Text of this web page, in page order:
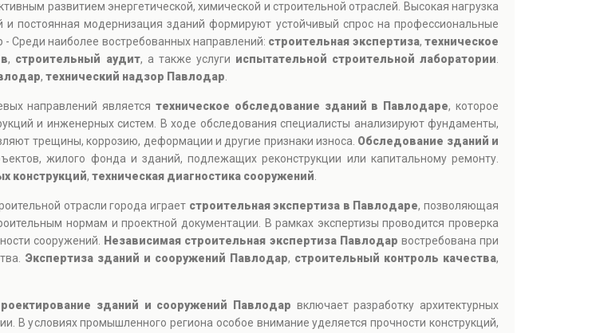
развитием энергетической, химической и строительной отраслей. Высокая нагрузка
и постоянная модернизация зданий формируют устойчивый спрос на профессиональные
Среди наиболее востребованных направлений: строительная экспертиза,техническое
, строительный аудит, а также услуги испытательной строительной лаборатории
, технический надзор Павлодар
направлений является техническое обследование зданий в Павлодаре, которое
и инженерных систем. В ходе обследования специалисты анализируют фундаменты,
трещины, коррозию, деформации и другие признаки износа. Обследование зданий и
жилого фонда и зданий, подлежащих реконструкции или капитальному ремонту.
конструкций, техническая диагностика сооружений
отрасли города играет строительная экспертиза в Павлодаре, позволяющая
нормам и проектной документации. В рамках экспертизы проводится проверка
сооружений.
Независимая строительная экспертиза Павлодар востребована при
Экспертиза зданий и сооружений Павлодар, строительный контроль качества,
зданий и сооружений Павлодар включает разработку архитектурных
В условиях промышленного региона особое внимание уделяется прочности конструкций,